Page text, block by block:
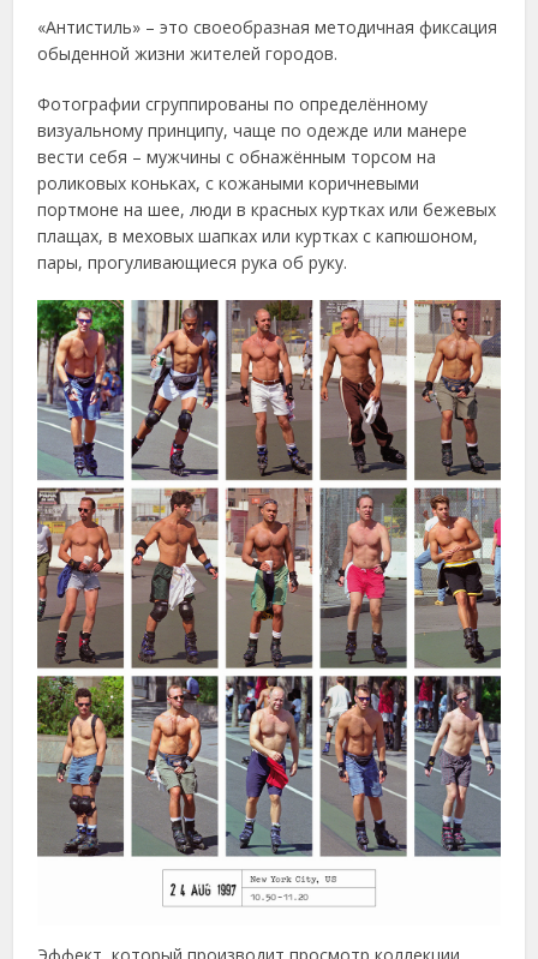
«Антистиль» – это своеобразная методичная фиксация
обыденной жизни жителей городов.
Фотографии сгруппированы по определённому
визуальному принципу, чаще по одежде или манере
вести себя – мужчины с обнажённым торсом на
роликовых коньках, с кожаными коричневыми
портмоне на шее, люди в красных куртках или бежевых
плащах, в меховых шапках или куртках с капюшоном,
пары, прогуливающиеся рука об руку.
Эффект, который производит просмотр коллекции